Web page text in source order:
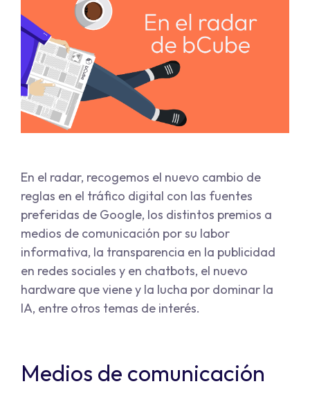
En el radar, recogemos el nuevo cambio de
reglas en el tráfico digital con las fuentes
preferidas de Google, los distintos premios a
medios de comunicación por su labor
informativa, la transparencia en la publicidad
en redes sociales y en chatbots, el nuevo
hardware que viene y la lucha por dominar la
IA, entre otros temas de interés.
Medios de comunicación